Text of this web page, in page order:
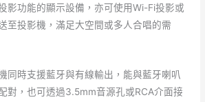
影功能的顯示設備，亦可使用Wi-Fi投影或
至投影機，滿足大空間或多人合唱的需
同時支援藍牙與有線輸出，能與藍牙喇叭
對，也可透過3.5mm音源孔或RCA介面接